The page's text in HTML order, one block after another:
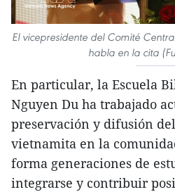
El vicepresidente del Comité
habla en la cita
En particular, la Escuela
Nguyen Du ha trabajado
preservación y difusión
vietnamita en la
forma generaciones de
integrarse y contribuir